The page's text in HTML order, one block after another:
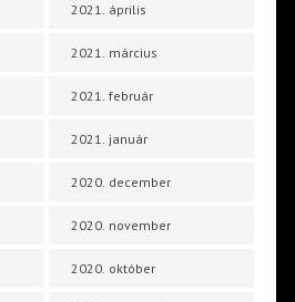
2021. április
2021. március
2021. február
2021. január
2020. december
2020. november
2020. október